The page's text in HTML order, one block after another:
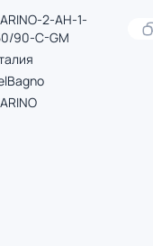
2-AH-1-
90-C-GM